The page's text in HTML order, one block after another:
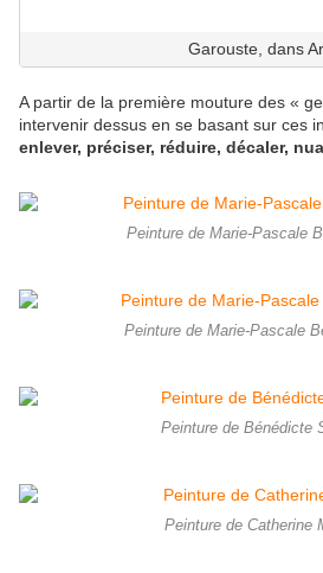
Garouste, dans
A partir de la première mouture des «
intervenir dessus en se basant sur ces
enlever, préciser, réduire, décaler,
Peinture de Marie-Pascale
Peinture de Marie-Pascale
Peinture de Bénédicte
Peinture de Catherine